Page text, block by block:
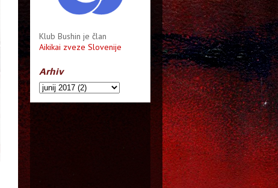
Klub Bushin je član
Aikikai zveze Slovenije
Arhiv